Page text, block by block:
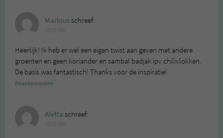
Marlousschreef:
Heerlijk! Ik heb er wel een eigen twist aan geven met andere
groenten en geen koriander en sambal badjak ipv chilivlokken.
De basis was fantastisch! Thanks voor de inspiratie!
Beantwoorden
Aletta schreef: